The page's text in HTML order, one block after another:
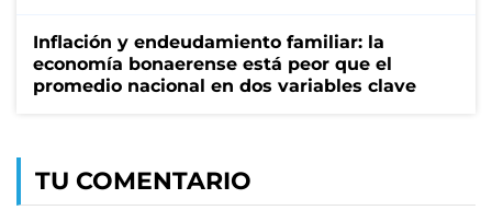
Inflación y endeudamiento familiar: la
economía bonaerense está peor que el
promedio nacional en dos variables clave
TU COMENTARIO